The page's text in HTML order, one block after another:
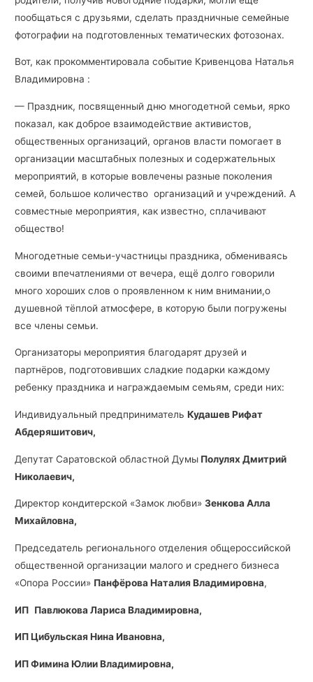
пообщаться с друзьями, сделать праздничные семейные
фотографии на подготовленных тематических фотозонах.
Вот, как прокомментировала событие Кривенцова Наталья
Владимировна :
— Праздник, посвященный дню многодетной семьи, ярко
показал, как доброе взаимодействие активистов,
общественных организаций, органов власти помогает в
организации масштабных полезных и содержательных
мероприятий, в которые вовлечены разные поколения
семей, большое количество организаций и учреждений. А
совместные мероприятия, как известно, сплачивают
общество!
Многодетные семьи-участницы праздника, обмениваясь
своими впечатлениями от вечера, ещё долго говорили
много хороших слов о проявленном к ним внимании,о
душевной тёплой атмосфере, в которую были погружены
все члены семьи.
Организаторы мероприятия благодарят друзей и
партнёров, подготовивших сладкие подарки каждому
ребенку праздника и награждаемым семьям, среди них:
Индивидуальный предпринимательКудашев Рифат
Абдеряшитович,
Депутат Саратовской областной Думы Полулях Дмитрий
Николаевич,
Директор кондитерской «Замок любви»Зенкова Алла
Михайловна,
Председатель регионального отделения общероссийской
общественной организации малого и среднего бизнеса
«Опора России» Панфёрова Наталия Владимировна,
ИП Павлюкова Лариса Владимировна,
ИП Цибульская Нина Ивановна,
ИП Фимина Юлии Владимировна,